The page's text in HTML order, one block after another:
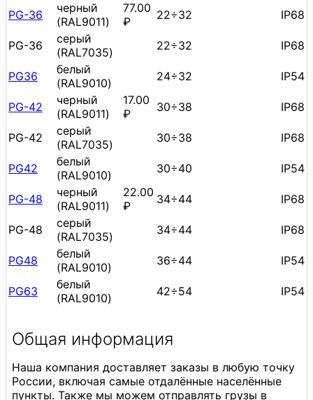
PG-36
черный
(RAL9011)
77.00
₽
22÷32 IP68
PG-36
серый
(RAL7035)
22÷32 IP68
PG36
белый
(RAL9010)
24÷32 IP54
PG-42
черный
(RAL9011)
17.00
₽
30÷38 IP68
PG-42
серый
(RAL7035)
30÷38 IP68
PG42
белый
(RAL9010)
30÷40 IP54
PG-48
черный
(RAL9011)
22.00
₽
34÷44 IP68
PG-48
серый
(RAL7035)
34÷44 IP68
PG48
белый
(RAL9010)
36÷44 IP54
PG63
белый
(RAL9010)
42÷54 IP54